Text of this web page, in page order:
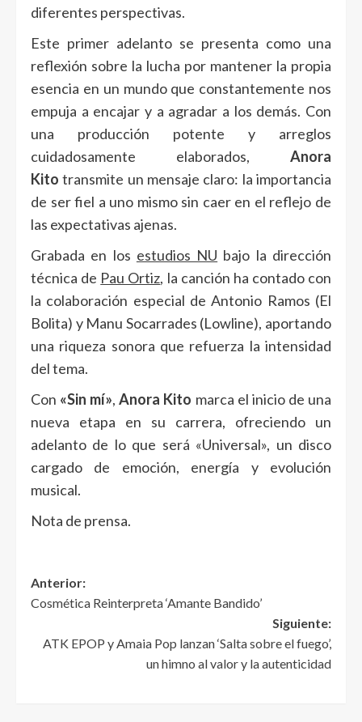
diferentes perspectivas.
Este primer adelanto se presenta como una
reflexión sobre la lucha por mantener la propia
esencia en un mundo que constantemente nos
empuja a encajar y a agradar a los demás. Con
una producción potente y arreglos
cuidadosamente elaborados, Anora
Kito transmite un mensaje claro: la importancia
de ser fiel a uno mismo sin caer en el reflejo de
las expectativas ajenas.
Grabada en los estudios NU bajo la dirección
técnica de Pau Ortiz, la canción ha contado con
la colaboración especial de Antonio Ramos (El
Bolita) y Manu Socarrades (Lowline), aportando
una riqueza sonora que refuerza la intensidad
del tema.
Con «Sin mí»,Anora Kito marca el inicio de una
nueva etapa en su carrera, ofreciendo un
adelanto de lo que será «Universal», un disco
cargado de emoción, energía y evolución
musical.
Nota de prensa.
Anterior:
Cosmética Reinterpreta ‘Amante Bandido’
Siguiente:
ATK EPOP y Amaia Pop lanzan ‘Salta sobre el fuego’,
un himno al valor y la autenticidad